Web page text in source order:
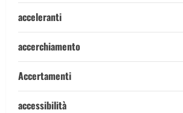
acceleranti
accerchiamento
Accertamenti
accessibilità